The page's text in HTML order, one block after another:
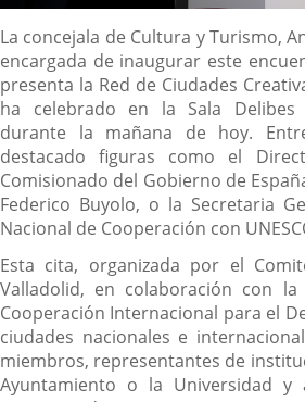
Descripción
La concejala de Cultura y Turismo,
encargada de inaugurar este
presenta la Red de Ciudades
ha celebrado en la Sala Delibes
durante la mañana de hoy.
destacado figuras como el
Comisionado del Gobierno de
Federico Buyolo, o la Secretaria
Nacional de Cooperación con
Esta cita, organizada por el
Valladolid, en colaboración con la
Cooperación Internacional para el
ciudades nacionales e
miembros, representantes de
Ayuntamiento o la Universidad y